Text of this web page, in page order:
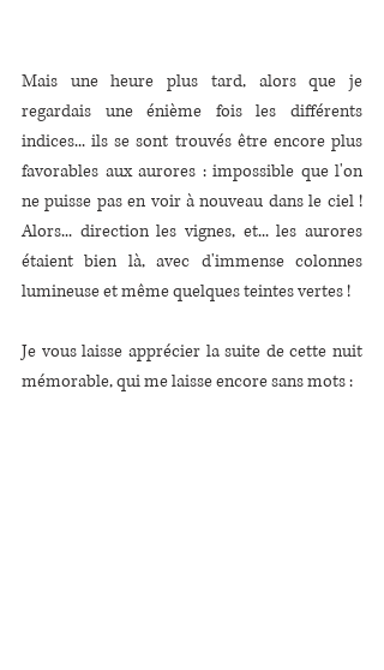
Mais une heure plus tard, alors que je
regardais une énième fois les différents
indices... ils se sont trouvés être encore plus
favorables aux aurores : impossible que l'on
ne puisse pas en voir à nouveau dans le ciel !
Alors... direction les vignes, et... les aurores
étaient bien là, avec d'immense colonnes
lumineuse et même quelques teintes vertes !
Je vous laisse apprécier la suite de cette nuit
mémorable, qui me laisse encore sans mots :